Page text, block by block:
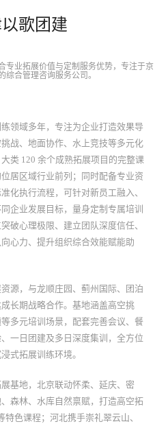
歌团建
专业拓展价值与定制服务优势，专注于京
综合管理咨询服务公司。
领域多年，专注为企业打造效果导
战、地面协作、水上竞技等多元化
类 120 余个成熟拓展项目的完整课
居区域行业前列；同时配备专业资
化执行流程，可针对新员工融入、
企业发展目标，量身定制专属培训
破心理极限、建立团队深度信任、
心力、提升组织综合效能赋能助
源，与龙顺庄园、蓟州国际、团泊
长期战略合作。基地涵盖高空挑
多元培训场景，配套完善会议、餐
一日团建及多日深度集训，全方位
式拓展训练环境。
基地，北京联动怀柔、延庆、密
森林、水库自然禀赋，打造高空拓
色课程；河北携手崇礼翠云山、